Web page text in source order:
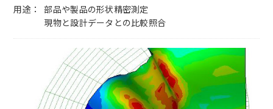
用途
部品や製品の形状精密測定
現物と設計データとの比較照合